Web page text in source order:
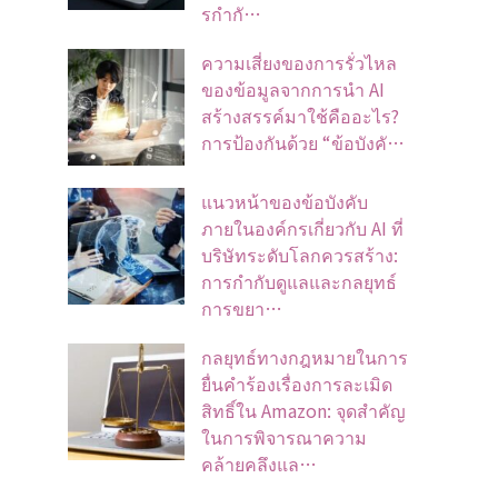
รกำกั…
ความเสี่ยงของการรั่วไหล
ของข้อมูลจากการนำ AI
สร้างสรรค์มาใช้คืออะไร?
การป้องกันด้วย “ข้อบังคั…
แนวหน้าของข้อบังคับ
ภายในองค์กรเกี่ยวกับ AI ที่
บริษัทระดับโลกควรสร้าง:
การกำกับดูแลและกลยุทธ์
การขยา…
กลยุทธ์ทางกฎหมายในการ
ยื่นคำร้องเรื่องการละเมิด
สิทธิ์ใน Amazon: จุดสำคัญ
ในการพิจารณาความ
คล้ายคลึงแล…